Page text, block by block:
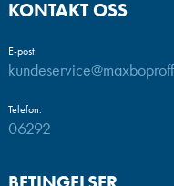
KONTAKT OSS
E-post:
Telefon:
06292